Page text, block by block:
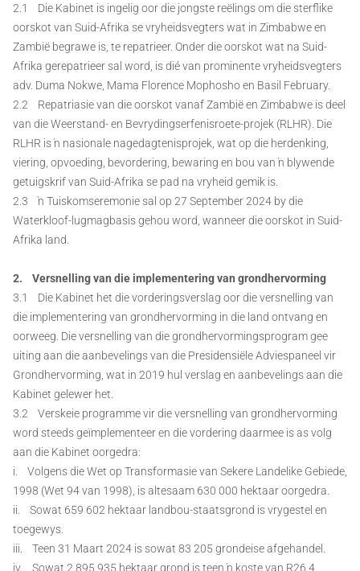
2.1 Die Kabinet is ingelig oor die jongste reëlings om die sterflike
oorskot van Suid-Afrika se vryheidsvegters wat in Zimbabwe en
Zambië begrawe is, te repatrieer. Onder die oorskot wat na Suid-
Afrika gerepatrieer sal word, is dié van prominente vryheidsvegters
adv. Duma Nokwe, Mama Florence Mophosho en Basil February.
2.2 Repatriasie van die oorskot vanaf Zambië en Zimbabwe is deel
van die Weerstand- en Bevrydingserfenisroete-projek (RLHR). Die
RLHR is ŉ nasionale nagedagtenisprojek, wat op die herdenking,
viering, opvoeding, bevordering, bewaring en bou van ŉ blywende
getuigskrif van Suid-Afrika se pad na vryheid gemik is.
2.3 ŉ Tuiskomseremonie sal op 27 September 2024 by die
Waterkloof-lugmagbasis gehou word, wanneer die oorskot in Suid-
Afrika land.
2. Versnelling van die implementering van grondhervorming
3.1 Die Kabinet het die vorderingsverslag oor die versnelling van
die implementering van grondhervorming in die land ontvang en
oorweeg. Die versnelling van die grondhervormingsprogram gee
uiting aan die aanbevelings van die Presidensiële Adviespaneel vir
Grondhervorming, wat in 2019 hul verslag en aanbevelings aan die
Kabinet gelewer het.
3.2 Verskeie programme vir die versnelling van grondhervorming
word steeds geïmplementeer en die vordering daarmee is as volg
aan die Kabinet oorgedra:
i. Volgens die Wet op Transformasie van Sekere Landelike Gebiede,
1998 (Wet 94 van 1998), is altesaam 630 000 hektaar oorgedra.
ii. Sowat 659 602 hektaar landbou-staatsgrond is vrygestel en
toegewys.
iii. Teen 31 Maart 2024 is sowat 83 205 grondeise afgehandel.
iv. Sowat 2 895 935 hektaar grond is teen ŉ koste van R26.4